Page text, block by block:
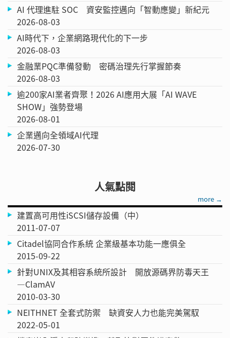
AI 代理進駐 SOC 資安監控邁向「智動應變」新紀元
2026-08-03
AI時代下，企業網路現代化的下一步
2026-08-03
金融業PQC準備發動 密碼治理先行掌握節奏
2026-08-03
逾200家AI業者齊聚！2026 AI應用大展「AI WAVE
SHOW」強勢登場
2026-08-01
企業邁向全領域AI代理
2026-07-30
人氣點閱
more →
建置高可用性iSCSI儲存設備（中）
2011-07-07
Citadel協同合作系統 企業級基本功能一應俱全
2015-09-22
針對UNIX及其相容系統所設計 開放源碼界防毒天王
—ClamAV
2010-03-30
NEITHNET 全套式防禦 缺資安人力也能完美駕馭
2022-05-01